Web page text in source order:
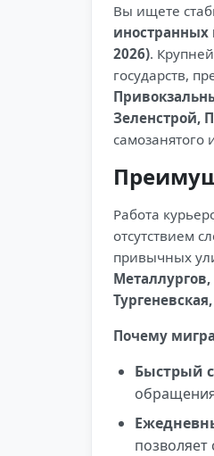
Вы ищете
иностранных
2026).
государств,
Зеленстрой,
самозанятого
Работа
отсутствием
привычных
Почему
Быстрый
позволяет